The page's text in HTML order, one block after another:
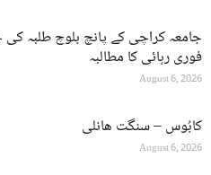
جامعہ کراچی کے پانچ بلوچ طلبہ
فوری رہائی کا مطالبہ
August 6, 2026
کابُوس – سنگت ھانلی
August 6, 2026